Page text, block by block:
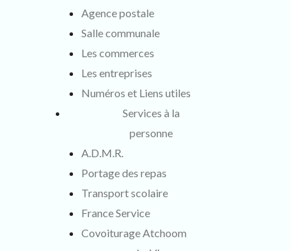
Agence postale
Salle communale
Les commerces
Les entreprises
Numéros et Liens utiles
Services à la
personne
A.D.M.R.
Portage des repas
Transport scolaire
France Service
Covoiturage Atchoom